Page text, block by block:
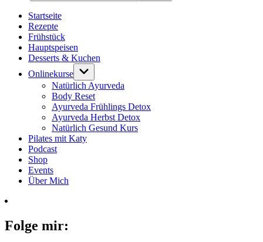
Startseite
Rezepte
Frühstück
Hauptspeisen
Desserts & Kuchen
Onlinekurse
Natürlich Ayurveda
Body Reset
Ayurveda Frühlings Detox
Ayurveda Herbst Detox
Natürlich Gesund Kurs
Pilates mit Katy
Podcast
Shop
Events
Über Mich
Folge mir: